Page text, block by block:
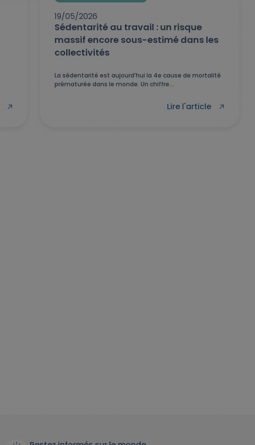
19/05/2026
Sédentarité au travail : un risque
massif encore sous-estimé dans les
collectivités
La sédentarité est aujourd’hui la 4e cause de mortalité
prématurée dans le monde. Un chiffre...
Lire l'article